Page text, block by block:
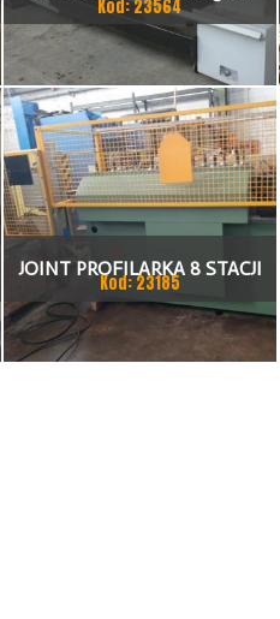
TOKARKA
Kod: 23564
JOINT PROFILARKA 8 STACJI
Kod: 23185